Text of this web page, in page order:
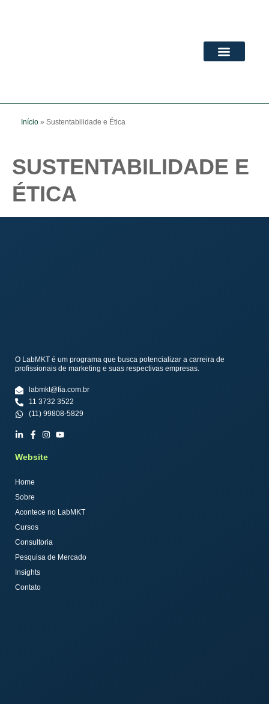
Início » Sustentabilidade e Ética
SUSTENTABILIDADE E
ÉTICA
O LabMKT é um programa que busca potencializar a carreira de
profissionais de marketing e suas respectivas empresas.
labmkt@fia.com.br
11 3732 3522
(11) 99808-5829
Website
Home
Sobre
Acontece no LabMKT
Cursos
Consultoria
Pesquisa de Mercado
Insights
Contato